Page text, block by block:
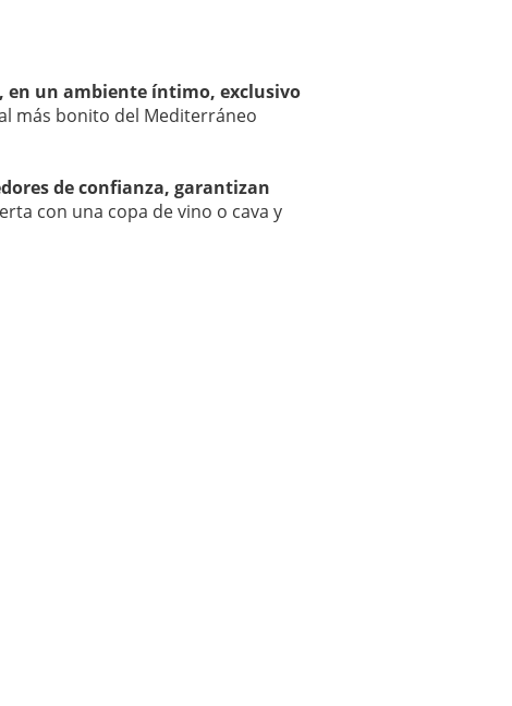
en un ambiente íntimo, exclusivo
más bonito del Mediterráneo
de confianza, garantizan
con una copa de vino o cava y